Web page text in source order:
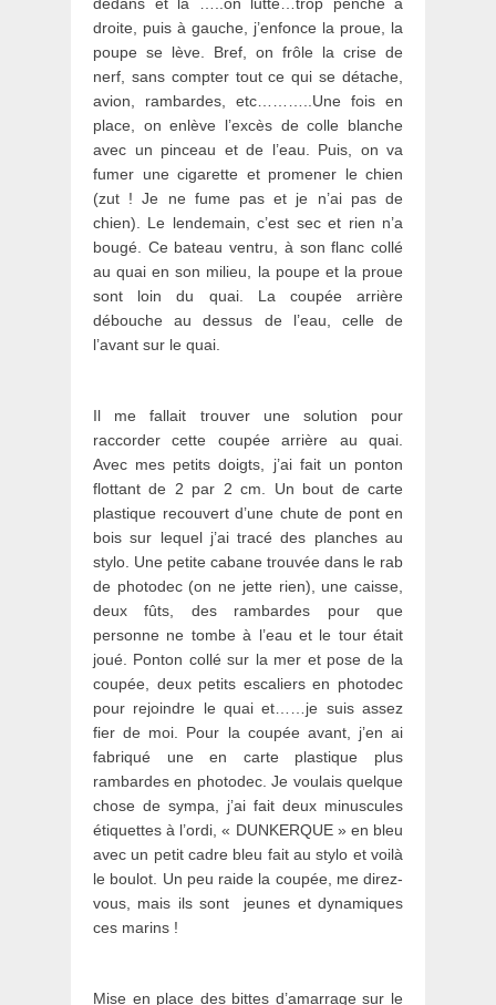
droite, puis à gauche, j’enfonce la proue, la
poupe se lève. Bref, on frôle la crise de
nerf, sans compter tout ce qui se détache,
avion, rambardes, etc………..Une fois en
place, on enlève l’excès de colle blanche
avec un pinceau et de l’eau. Puis, on va
fumer une cigarette et promener le chien
(zut ! Je ne fume pas et je n’ai pas de
chien). Le lendemain, c’est sec et rien n’a
bougé. Ce bateau ventru, à son flanc collé
au quai en son milieu, la poupe et la proue
sont loin du quai. La coupée arrière
débouche au dessus de l’eau, celle de
l’avant sur le quai.
Il me fallait trouver une solution pour
raccorder cette coupée arrière au quai.
Avec mes petits doigts, j’ai fait un ponton
flottant de 2 par 2 cm. Un bout de carte
plastique recouvert d’une chute de pont en
bois sur lequel j’ai tracé des planches au
stylo. Une petite cabane trouvée dans le rab
de photodec (on ne jette rien), une caisse,
deux fûts, des rambardes pour que
personne ne tombe à l’eau et le tour était
joué. Ponton collé sur la mer et pose de la
coupée, deux petits escaliers en photodec
pour rejoindre le quai et……je suis assez
fier de moi. Pour la coupée avant, j’en ai
fabriqué une en carte plastique plus
rambardes en photodec. Je voulais quelque
chose de sympa, j’ai fait deux minuscules
étiquettes à l’ordi, « DUNKERQUE » en bleu
avec un petit cadre bleu fait au stylo et voilà
le boulot. Un peu raide la coupée, me direz-
vous, mais ils sont jeunes et dynamiques
ces marins !
Mise en place des bittes d’amarrage sur le